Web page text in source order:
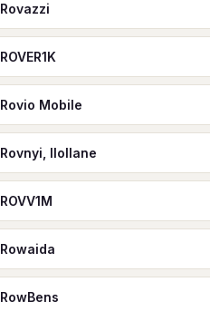
Rovazzi
ROVER1K
Rovio Mobile
Rovnyi, llollane
ROVV1M
Rowaida
RowBens